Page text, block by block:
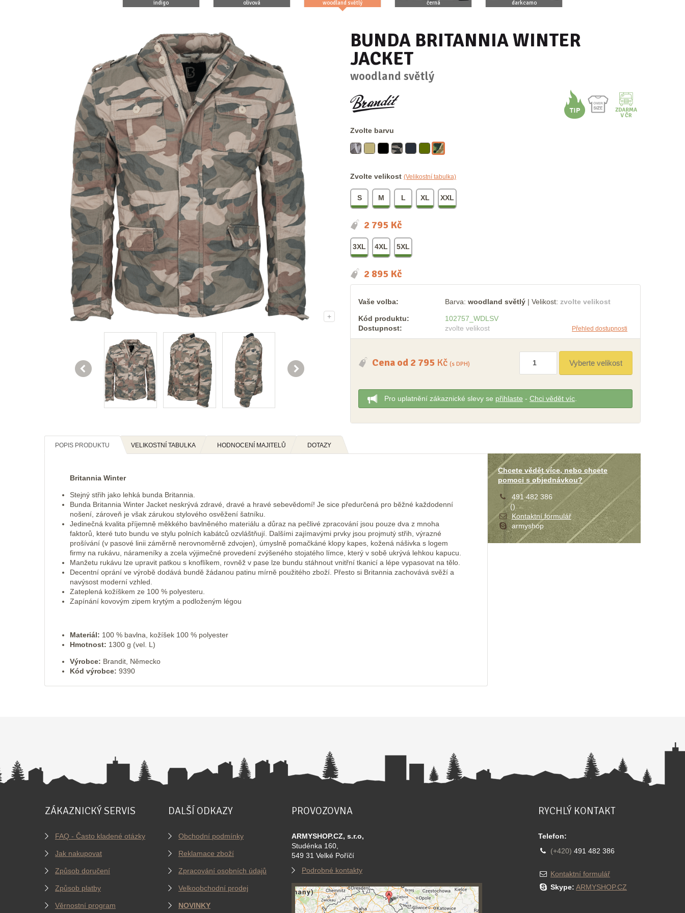
indigo olivová woodland světlý černá darkcamo
+
 
BUNDA BRITANNIA WINTER
JACKET
woodland světlý
Zvolte barvu
Zvolte velikost (Velikostní tabulka)
S M L XL XXL
2 795 Kč
3XL 4XL 5XL
2 895 Kč
Vaše volba: Barva: woodland světlý | Velikost: zvolte velikost
Kód produktu: 102757 WDLSV
Dostupnost:
zvolte velikost Přehled dostupnosti
Cena od 2 795 Kč (s DPH)
Pro uplatnění zákaznické slevy se přihlaste - Chci vědět víc
POPIS PRODUKTU VELIKOSTNÍ TABULKA HODNOCENÍ MAJITELŮ DOTAZY
Britannia Winter
Stejný střih jako lehká bunda Britannia.
Bunda Britannia Winter Jacket neskrývá zdravé, dravé a hravé sebevědomí! Je sice předurčená pro běžné každodenní
nošení, zároveň je však zárukou stylového osvěžení šatníku.
Jedinečná kvalita příjemně měkkého bavlněného materiálu a důraz na pečlivé zpracování jsou pouze dva z mnoha
faktorů, které tuto bundu ve stylu polních kabátců ozvláštňují. Dalšími zajímavými prvky jsou projmutý střih, výrazné
prošívání (v pasové linii záměrně nerovnoměrně zdvojen), úmyslně pomačkáné klopy kapes, kožená nášivka s logem
firmy na rukávu, nárameníky a zcela výjimečné provedení zvýšeného stojatého límce, který v sobě ukrývá lehkou kapucu.
Manžetu rukávu lze upravit patkou s knoflíkem, rovněž v pase lze bundu stáhnout vnitřní tkanicí a lépe vypasovat na tělo.
Decentní oprání ve výrobě dodává bundě žádanou patinu mírně použitého zboží. Přesto si Britannia zachovává svěží a
navýsost moderní vzhled.
Zateplená kožíškem ze 100 % polyesteru.
Zapínání kovovým zipem krytým a podloženým légou
Materiál: 100 % bavlna, kožíšek 100 % polyester
Hmotnost: 1300 g (vel. L)
Výrobce: Brandit, Německo
Kód výrobce: 9390
Chcete vědět více, nebo chcete
pomoci s objednávkou?
491 482 386
()
Kontaktní formulář
armyshop
ZÁKAZNICKÝ SERVIS
FAQ - Často kladené otázky
Jak nakupovat
Způsob doručení
Způsob platby
Věrnostní program
DALŠÍ ODKAZY
Obchodní podmínky
Reklamace zboží
Zpracování osobních údajů
Velkoobchodní prodej
NOVINKY
PROVOZOVNA
ARMYSHOP.CZ, s.r.o,
Studénka 160,
549 31 Velké Poříčí
Podrobné kontakty
RYCHLÝ KONTAKT
Telefon:
(+420) 491 482 386
Kontaktní formulář
Skype: ARMYSHOP.CZ